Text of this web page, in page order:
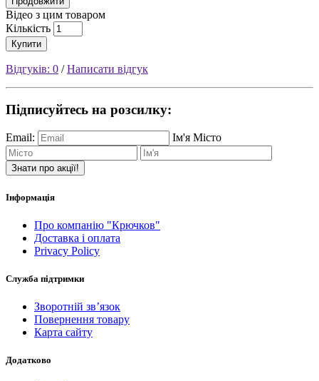
Відео з цим товаром
Кількість
Купити
Відгуків: 0 /Написати відгук
Підписуйтесь на розсилку:
Email: Ім'я Місто
Знати про акції!
Інформація
Про компанію "Крючков"
Доставка і оплата
Privacy Policy
Служба підтримки
Зворотній зв’язок
Повернення товару
Карта сайту
Додатково